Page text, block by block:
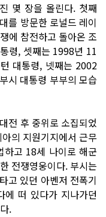
몇 장을 올린다. 첫째
를 방문한 로널드 레이
에 참전하고 돌아온 조
령, 셋째는 1998년 11
대통령, 넷째는 2002
시 대통령 부부의 모습
전 후 중위로 소집되었
의 지원기지에서 근무
하고 18세 나이로 해군
전쟁영웅이다. 부시는
고 있던 아벤저 전폭기
에 떠 있다가 지나가던
.